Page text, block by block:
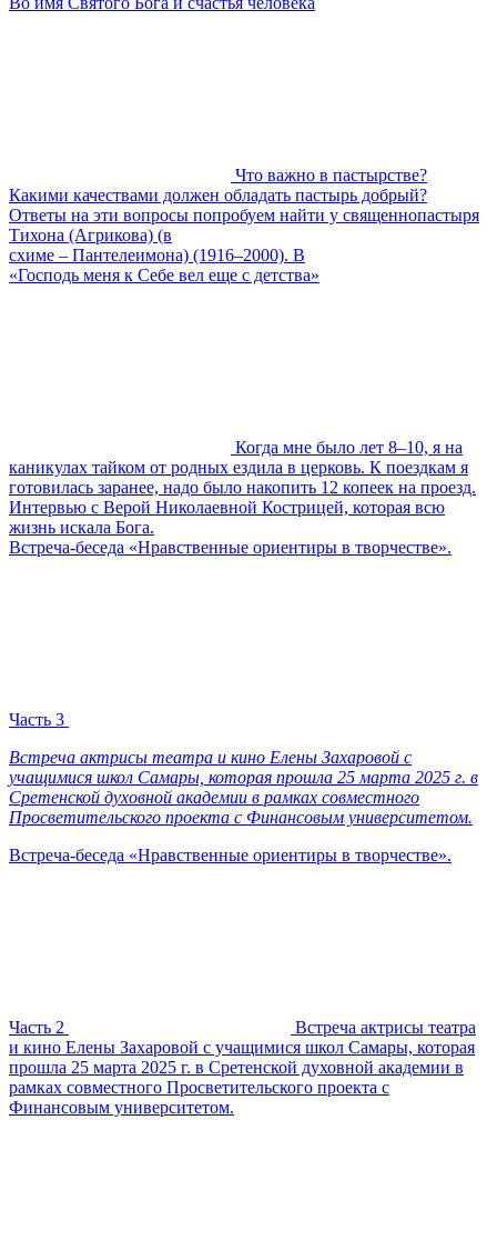
Что важно в пастырстве?
Какими качествами должен обладать пастырь добрый?
Ответы на эти вопросы попробуем найти у священнопастыря
Тихона (Агрикова) (в
схиме – Пантелеимона) (1916–2000). В
«Господь меня к Себе вел еще с детства»
Когда мне было лет 8–10, я на
каникулах тайком от родных ездила в церковь. К поездкам я
готовилась заранее, надо было накопить 12 копеек на проезд.
Интервью с Верой Николаевной Кострицей, которая всю
жизнь искала Бога.
Встреча-беседа «Нравственные ориентиры в творчестве».
Часть 3
Встреча актрисы театра и кино Елены Захаровой с
учащимися школ Самары, которая прошла 25 марта 2025 г. в
Сретенской духовной академии в рамках совместного
Просветительского проекта с Финансовым университетом.
Встреча-беседа «Нравственные ориентиры в творчестве».
Часть 2
Встреча актрисы театра
и кино Елены Захаровой с учащимися школ Самары, которая
прошла 25 марта 2025 г. в Сретенской духовной академии в
рамках совместного Просветительского проекта с
Финансовым университетом.